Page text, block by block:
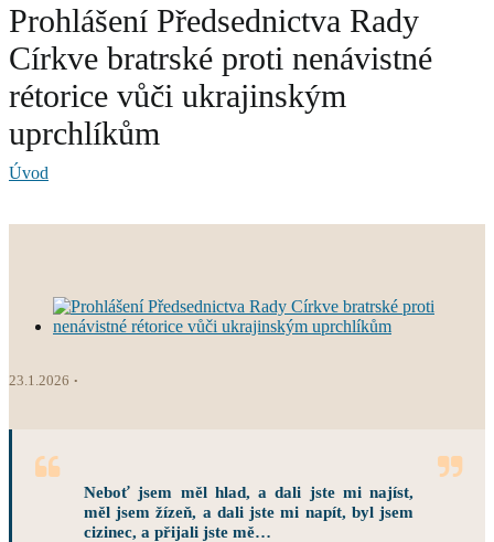
Prohlášení Předsednictva Rady
Církve bratrské proti nenávistné
rétorice vůči ukrajinským
uprchlíkům
Úvod
23.1.2026
Neboť jsem měl hlad, a dali jste mi najíst,
měl jsem žízeň, a dali jste mi napít, byl jsem
cizinec, a přijali jste mě…